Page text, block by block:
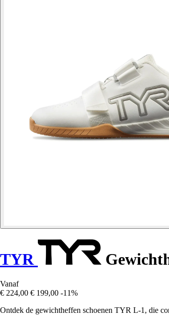
TYR
Vanaf
€ 224,00 € 199,00 -11%
Ontdek de gewichtheffen schoenen TYR L-1, die